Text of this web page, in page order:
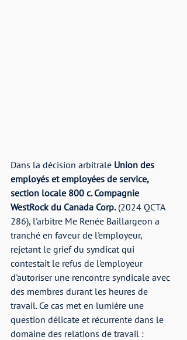
Dans la décision arbitrale Union des
employés et employées de service,
section locale 800 c. Compagnie
WestRock du Canada Corp. (2024 QCTA
286), l'arbitre Me Renée Baillargeon a
tranché en faveur de l'employeur,
rejetant le grief du syndicat qui
contestait le refus de l'employeur
d'autoriser une rencontre syndicale avec
des membres durant les heures de
travail. Ce cas met en lumière une
question délicate et récurrente dans le
domaine des relations de travail :